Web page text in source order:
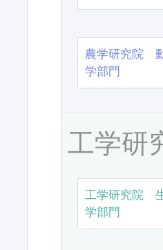
農学研究院
学部門
工学研
工学研究院
学部門